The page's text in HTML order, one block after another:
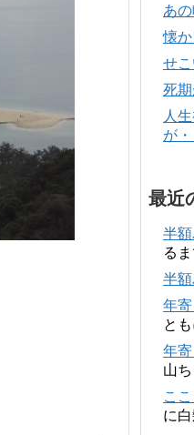
あ
懐
せ
死
人
が・
最近
半額
る
半額
年
と
年
山
こ
に